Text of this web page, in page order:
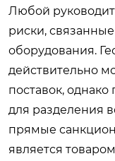
Любой
риски,
оборудования.
действительно
поставок,
для разделения
прямые
является